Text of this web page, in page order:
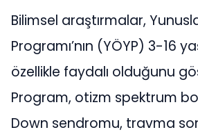
Bilimsel araştırmalar,
Programı’nın (YÖYP) 3-16
özellikle faydalı olduğunu
Program, otizm spektrum
Down sendromu, travma